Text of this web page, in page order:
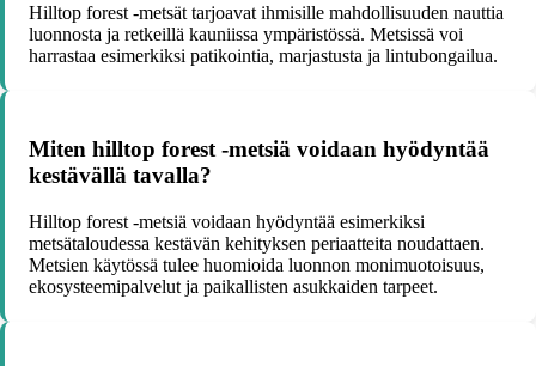
Hilltop forest -metsät tarjoavat ihmisille mahdollisuuden nauttia
luonnosta ja retkeillä kauniissa ympäristössä. Metsissä voi
harrastaa esimerkiksi patikointia, marjastusta ja lintubongailua.
Miten hilltop forest -metsiä voidaan hyödyntää
kestävällä tavalla?
Hilltop forest -metsiä voidaan hyödyntää esimerkiksi
metsätaloudessa kestävän kehityksen periaatteita noudattaen.
Metsien käytössä tulee huomioida luonnon monimuotoisuus,
ekosysteemipalvelut ja paikallisten asukkaiden tarpeet.